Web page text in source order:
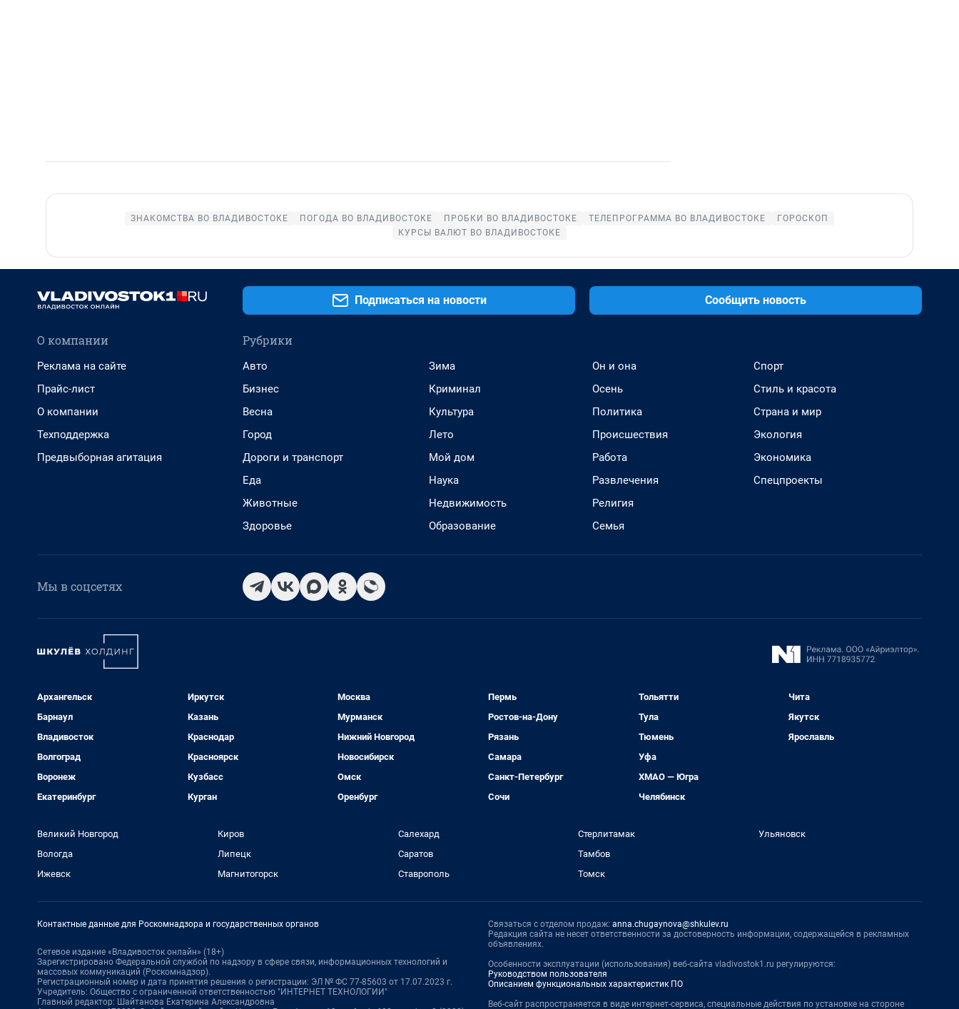
ЗНАКОМСТВА ВО ВЛАДИВОСТОКЕ ПОГОДА ВО ВЛАДИВОСТОКЕ ПРОБКИ ВО ВЛАДИВОСТОКЕ ТЕЛЕПРОГРАММА ВО ВЛАДИВОСТОКЕ
ГОРОСКОП
КУРСЫ ВАЛЮТ ВО ВЛАДИВОСТОКЕ
Подписаться на новости Сообщить новость
О компании
Реклама на сайте
Прайс-лист
О компании
Техподдержка
Предвыборная агитация
Рубрики
Авто
Бизнес
Весна
Город
Дороги и транспорт
Еда
Животные
Здоровье
Зима
Криминал
Культура
Лето
Мой дом
Наука
Недвижимость
Образование
Он и она
Осень
Политика
Происшествия
Работа
Развлечения
Религия
Семья
Спорт
Стиль и красота
Страна и мир
Экология
Экономика
Спецпроекты
Мы в соцсетях
Архангельск
Барнаул
Владивосток
Волгоград
Воронеж
Екатеринбург
Иркутск
Казань
Краснодар
Красноярск
Кузбасс
Курган
Москва
Мурманск
Нижний Новгород
Новосибирск
Омск
Оренбург
Пермь
Ростов-на-Дону
Рязань
Самара
Санкт-Петербург
Сочи
Тольятти
Тула
Тюмень
Уфа
ХМАО — Югра
Челябинск
Чита
Якутск
Ярославль
Великий Новгород
Вологда
Ижевск
Киров
Липецк
Магнитогорск
Салехард
Саратов
Ставрополь
Стерлитамак
Тамбов
Томск
Ульяновск
Контактные данные для Роскомнадзора и государственных органов
Сетевое издание «Владивосток онлайн» (18+)
Зарегистрировано Федеральной службой по надзору в сфере связи, информационных технологий и
массовых коммуникаций (Роскомнадзор).
Регистрационный номер и дата принятия решения о регистрации: ЭЛ № ФС 77-85603 от 17.07.2023 г.
Учредитель: Общество с ограниченной ответственностью "ИНТЕРНЕТ ТЕХНОЛОГИИ"
Главный редактор: Шайтанова Екатерина Александровна
Связаться с отделом продаж: anna.chugaynova@shkulev.ru
Редакция сайта не несет ответственности за достоверность информации, содержащейся в рекламных
объявлениях.
Особенности эксплуатации (использования) веб-сайта vladivostok1.ru регулируются:
Руководством пользователя
Описанием функциональных характеристик ПО
Веб-сайт распространяется в виде интернет-сервиса, специальные действия по установке на стороне